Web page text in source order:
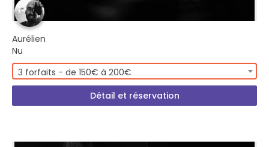
Aurélien
Nu
3 forfaits - de 150€ à 200€
Détail et réservation